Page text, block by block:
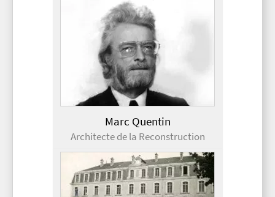
Marc Quentin
Architecte de la Reconstruction